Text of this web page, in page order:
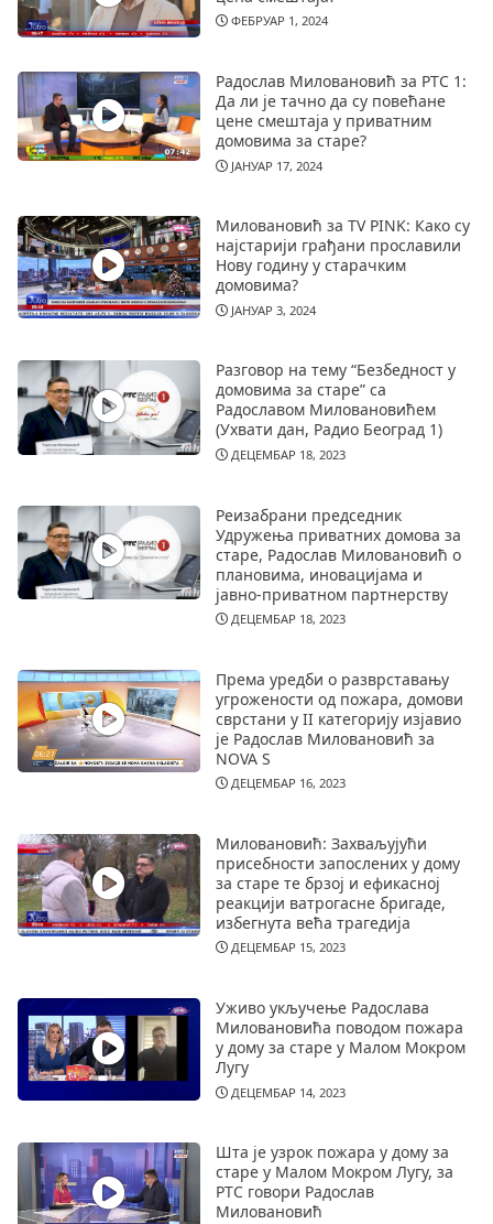
ФЕБРУАР 1, 2024
Радослав Миловановић за РТС 1:
Да ли је тачно да су повећане
цене смештаја у приватним
домовима за старе?
ЈАНУАР 17, 2024
Миловановић за TV PINK: Како су
најстарији грађани прославили
Нову годину у старачким
домовима?
ЈАНУАР 3, 2024
Разговор на тему “Безбедност у
домовима за старе” са
Радославом Миловановићем
(Ухвати дан, Радио Београд 1)
ДЕЦЕМБАР 18, 2023
Реизабрани председник
Удружења приватних домова за
старе, Радослав Миловановић о
плановима, иновацијама и
јавно-приватном партнерству
ДЕЦЕМБАР 18, 2023
Према уредби о разврставању
угрожености од пожара, домови
сврстани у II категорију изјавио
је Радослав Миловановић за
NOVA S
ДЕЦЕМБАР 16, 2023
Миловановић: Захваљујући
присебности запослених у дому
за старе те брзој и ефикасној
реакцији ватрогасне бригаде,
избегнута већа трагедија
ДЕЦЕМБАР 15, 2023
Уживо укључење Радослава
Миловановића поводом пожара
у дому за старе у Малом Мокром
Лугу
ДЕЦЕМБАР 14, 2023
Шта је узрок пожара у дому за
старе у Малом Мокром Лугу, за
РТС говори Радослав
Миловановић